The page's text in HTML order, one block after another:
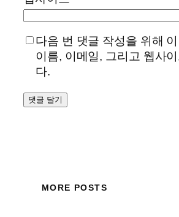
다음 번 댓글 작성을 위해
이름, 이메일, 그리고 웹사
다.
MORE POSTS